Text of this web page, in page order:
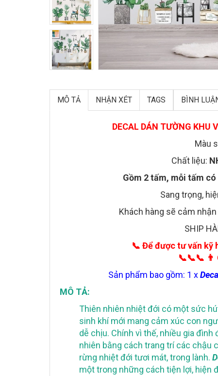
MÔ TẢ NHẬN XÉT TAGS BÌNH
DECAL DÁN TƯỜNG KHU
Màu
Chất liệu:
Gồm 2 tấm, mỗi tấm
Sang trọng,
Khách hàng sẽ cảm
SHIP
📞 Để được tư vấn kỹ
📞📞📞 👨
Sản phẩm bao gồm: 1 x
MÔ TẢ:
Thiên nhiên nhiệt đới có một sức
sinh khí mới mang cảm xúc con
dễ chịu. Chính vì thế, nhiều gia
nhiên bằng cách trang trí các chậu
rừng nhiệt đới tươi mát, trong lành.
một trong những cách tiện lợi, hiện